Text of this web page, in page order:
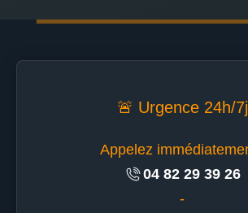
🚨 Urgence 24h/7j
Appelez
04 82 29 39 26
-